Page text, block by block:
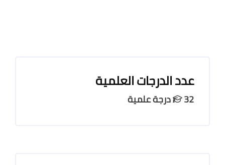
عدد الدرجات العلمية
32 درجة علمية